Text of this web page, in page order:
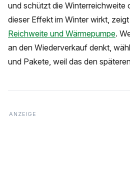
und schützt die Winterreichweite
dieser Effekt im Winter wirkt,
Reichweite und Wärmepumpe.
an den Wiederverkauf denkt,
und Pakete, weil das den